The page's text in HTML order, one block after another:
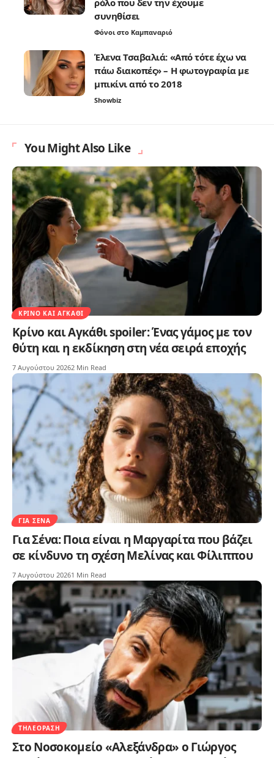
συνηθίσει
Φόνοι στο Καμπαναριό
Έλενα Τσαβαλιά: «Από τότε έχω να
πάω διακοπές» – Η φωτογραφία με
μπικίνι από το 2018
Showbiz
You Might Also Like
ΚΡΊΝΟ ΚΑΙ ΑΓΚΆΘΙ
Κρίνο και Αγκάθι spoiler: Ένας γάμος με τον
θύτη και η εκδίκηση στη νέα σειρά εποχής
7 Αυγούστου 20262 Min Read
ΓΙΑ ΣΈΝΑ
Για Σένα: Ποια είναι η Μαργαρίτα που βάζει
σε κίνδυνο τη σχέση Μελίνας και Φίλιππου
7 Αυγούστου 20261 Min Read
ΤΗΛΕΌΡΑΣΗ
Στο Νοσοκομείο «Αλεξάνδρα» ο Γιώργος